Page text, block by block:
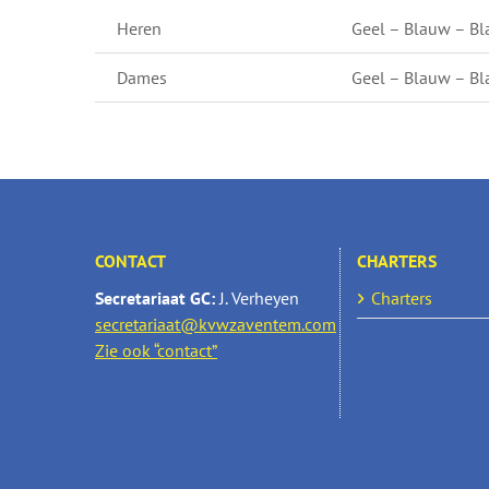
Heren Geel – Blauw –
Dames Geel – Blauw –
CONTACT
Secretariaat GC:J. Verheyen
secretariaat@kvwzaventem.com
Zie ook “contact”
CHARTERS
Charters